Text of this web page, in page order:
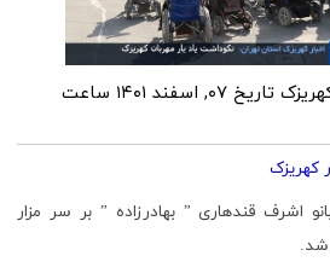
تاریخ ۰۷, اسفند ۱۴۰۱ ساعت
کهریزک
اشرف قندهاری ” بهادرزاده ” بر سر مزار
شد.